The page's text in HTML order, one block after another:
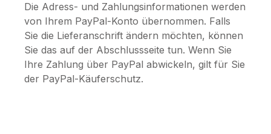
Die Adress- und Zahlungsinformationen werden
von Ihrem PayPal-Konto übernommen. Falls
Sie die Lieferanschrift ändern möchten, können
Sie das auf der Abschlussseite tun. Wenn Sie
Ihre Zahlung über PayPal abwickeln, gilt für Sie
der PayPal-Käuferschutz.